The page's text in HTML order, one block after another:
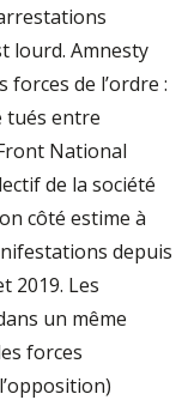
lourd. Amnesty
forces de l’ordre :
tués entre
National
de la société
côté estime à
depuis
2019. Les
un même
forces